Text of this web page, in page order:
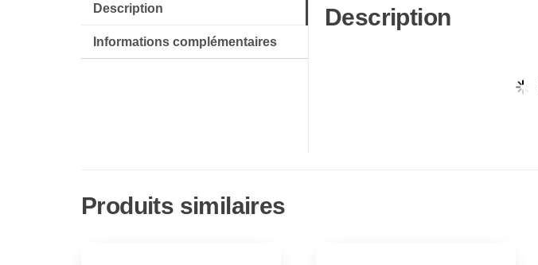
Description
Informations complémentaires
Description
Produits similaires